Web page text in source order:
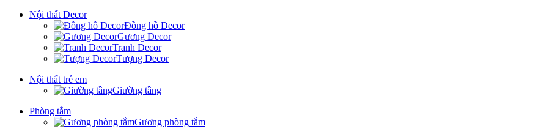
Nội thất Decor
Đồng hồ Decor
Gương Decor
Tranh Decor
Tượng Decor
Nội thất trẻ em
Giường tầng
Phòng tắm
Gương phòng tắm